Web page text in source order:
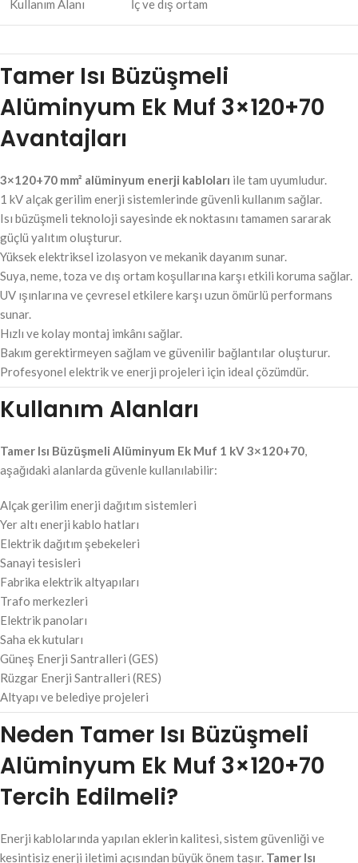
Kullanım Alanı İç ve dış ortam
Tamer Isı Büzüşmeli
Alüminyum Ek Muf 3×120+70
Avantajları
3×120+70 mm² alüminyum enerji kabloları ile tam uyumludur.
1 kV alçak gerilim enerji sistemlerinde güvenli kullanım sağlar.
Isı büzüşmeli teknoloji sayesinde ek noktasını tamamen sararak
güçlü yalıtım oluşturur.
Yüksek elektriksel izolasyon ve mekanik dayanım sunar.
Suya, neme, toza ve dış ortam koşullarına karşı etkili koruma sağlar.
UV ışınlarına ve çevresel etkilere karşı uzun ömürlü performans
sunar.
Hızlı ve kolay montaj imkânı sağlar.
Bakım gerektirmeyen sağlam ve güvenilir bağlantılar oluşturur.
Profesyonel elektrik ve enerji projeleri için ideal çözümdür.
Kullanım Alanları
Tamer Isı Büzüşmeli Alüminyum Ek Muf 1 kV 3×120+70
aşağıdaki alanlarda güvenle kullanılabilir:
Alçak gerilim enerji dağıtım sistemleri
Yer altı enerji kablo hatları
Elektrik dağıtım şebekeleri
Sanayi tesisleri
Fabrika elektrik altyapıları
Trafo merkezleri
Elektrik panoları
Saha ek kutuları
Güneş Enerji Santralleri (GES)
Rüzgar Enerji Santralleri (RES)
Altyapı ve belediye projeleri
Neden Tamer Isı Büzüşmeli
Alüminyum Ek Muf 3×120+70
Tercih Edilmeli?
Enerji kablolarında yapılan eklerin kalitesi, sistem güvenliği ve
kesintisiz enerji iletimi açısından büyük önem taşır. Tamer Isı